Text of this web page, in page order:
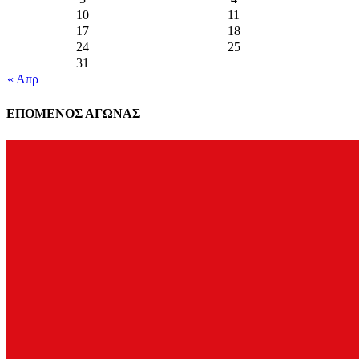
« Απρ
10
11
17
18
24
25
31
ΕΠΟΜΕΝΟΣ ΑΓΩΝΑΣ